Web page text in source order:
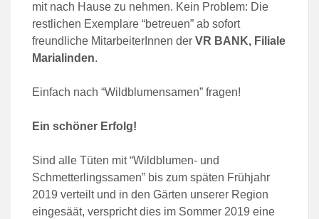
mit nach Hause zu nehmen. Kein Problem: Die
restlichen Exemplare “betreuen” ab sofort
freundliche MitarbeiterInnen der VR BANK, Filiale
Marialinden.
Einfach nach “Wildblumensamen” fragen!
Ein schöner Erfolg!
Sind alle Tüten mit “Wildblumen- und
Schmetterlingssamen” bis zum späten Frühjahr
2019 verteilt und in den Gärten unserer Region
eingesäät, verspricht dies im Sommer 2019 eine